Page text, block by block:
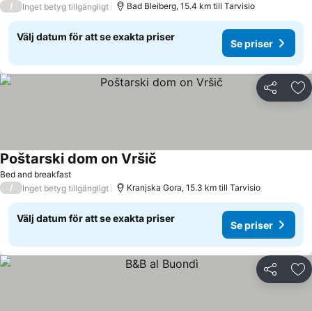
/ Inget betyg tillgängligt Bad Bleiberg, 15.4 km till Tarvisio
Välj datum för att se exakta priser
Se priser
Dela
Bed and breakfast
Poštarski dom on Vršič
/ Inget betyg tillgängligt Kranjska Gora, 15.3 km till Tarvisio
Välj datum för att se exakta priser
Se priser
Dela